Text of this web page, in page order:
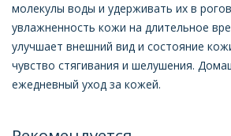
молекулы воды и удерживать их в
увлажненность кожи на длительное
улучшает внешний вид и состояние
чувство стягивания и шелушения.
ежедневный уход за кожей.